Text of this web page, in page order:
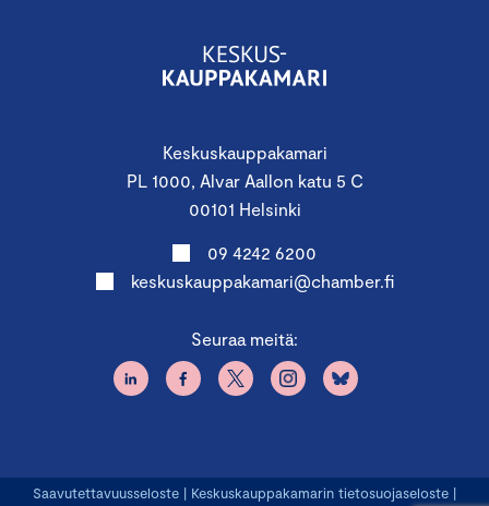
Keskuskauppakamari
PL 1000, Alvar Aallon katu 5 C
00101 Helsinki
09 4242 6200
keskuskauppakamari@chamber.fi
Seuraa meitä:
Saavutettavuusseloste | Keskuskauppakamarin tietosuojaseloste |